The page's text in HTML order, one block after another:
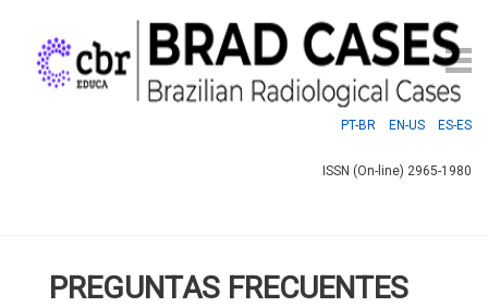
PT-BR EN-US ES-ES
ISSN (On-line) 2965-1980
PREGUNTAS FRECUENTES